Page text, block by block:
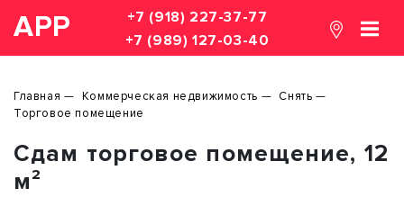
АРР
+7 (918) 227-37-77
+7 (989) 127-03-40
Главная Коммерческая недвижимость
Снять
Торговое помещение
Сдам торговое помещение, 12
м²